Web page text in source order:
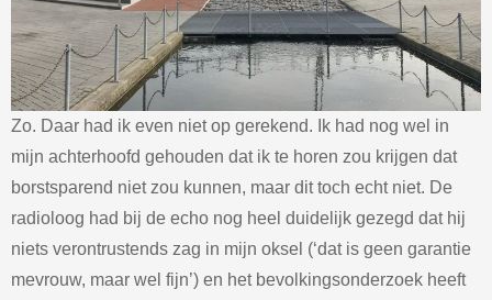
Zo. Daar had ik even niet op gerekend. Ik had nog wel in
mijn achterhoofd gehouden dat ik te horen zou krijgen dat
borstsparend niet zou kunnen, maar dit toch echt niet. De
radioloog had bij de echo nog heel duidelijk gezegd dat hij
niets verontrustends zag in mijn oksel (‘dat is geen garantie
mevrouw, maar wel fijn’) en het bevolkingsonderzoek heeft